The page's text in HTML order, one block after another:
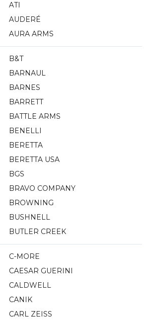
ATI
AUDERÉ
AURA ARMS
B&T
BARNAUL
BARNES
BARRETT
BATTLE ARMS
BENELLI
BERETTA
BERETTA USA
BGS
BRAVO COMPANY
BROWNING
BUSHNELL
BUTLER CREEK
C-MORE
CAESAR GUERINI
CALDWELL
CANIK
CARL ZEISS